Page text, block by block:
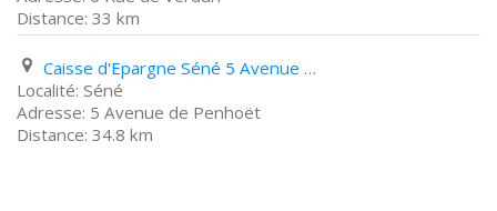
33 km
Caisse d'Epargne Séné 5 Avenue de Penhoët
Séné
5 Avenue de Penhoët
34.8 km